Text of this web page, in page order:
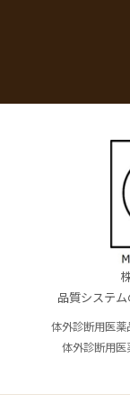
品質システ
体外診断用医薬
体外診断用医